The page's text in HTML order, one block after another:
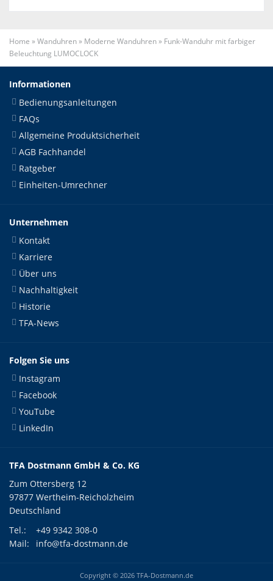
Home »Wanduhren» Moderne Wanduhren» Funk-Wanduhr mit farbiger
Beleuchtung LUMOCLOCK
Informationen
Bedienungsanleitungen
FAQs
Allgemeine Produktsicherheit
AGB Fachhandel
Ratgeber
Einheiten-Umrechner
Unternehmen
Kontakt
Karriere
Über uns
Nachhaltigkeit
Historie
TFA-News
Folgen Sie uns
Instagram
Facebook
YouTube
LinkedIn
TFA Dostmann GmbH & Co. KG
Zum Ottersberg 12
97877 Wertheim-Reicholzheim
Deutschland
Tel.:
+49 9342 308-0
Mail:
info@tfa-dostmann.de
Copyright © 2026 TFA-Dostmann.de